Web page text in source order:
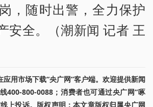
，随时出警，全力保护
安全。（潮新闻 记者 王
应用市场下载“央广网”客户端。欢迎提供新闻
400-800-0088；消费者也可通过央广网“啄
上投诉。版权声明：本文章版权归属央广网